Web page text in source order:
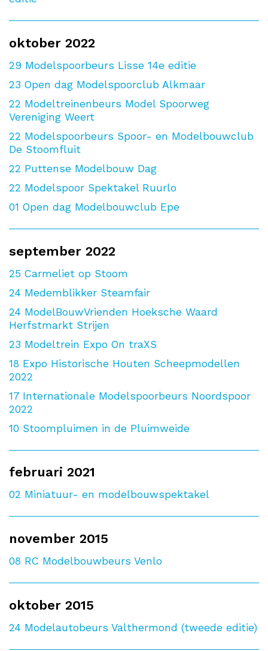
oktober 2022
29 Modelspoorbeurs Lisse 14e editie
23 Open dag Modelspoorclub Alkmaar
22 Modeltreinenbeurs Model Spoorweg
Vereniging Weert
22 Modelspoorbeurs Spoor- en Modelbouwclub
De Stoomfluit
22 Puttense Modelbouw Dag
22 Modelspoor Spektakel Ruurlo
01 Open dag Modelbouwclub Epe
september 2022
25 Carmeliet op Stoom
24 Medemblikker Steamfair
24 ModelBouwVrienden Hoeksche Waard
Herfstmarkt Strijen
23 Modeltrein Expo On traXS
18 Expo Historische Houten Scheepmodellen
2022
17 Internationale Modelspoorbeurs Noordspoor
2022
10 Stoompluimen in de Pluimweide
februari 2021
02 Miniatuur- en modelbouwspektakel
november 2015
08 RC Modelbouwbeurs Venlo
oktober 2015
24 Modelautobeurs Valthermond (tweede editie)